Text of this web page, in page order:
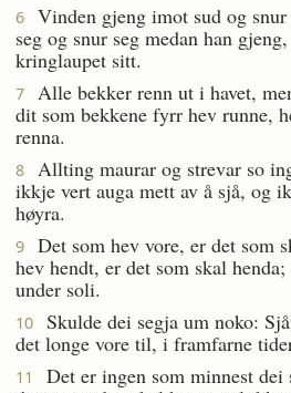
6
Vinden gjeng imot sud og
seg og snur seg medan han
kringlaupet sitt.
7
Alle bekker renn ut i havet,
dit som bekkene fyrr hev runne,
renna.
8
Allting maurar og strevar so
ikkje vert auga mett av å sjå, og
høyra.
9
Det som hev vore, er det som
hev hendt, er det som skal
under soli.
10
Skulde dei segja um noko:
det longe vore til, i framfarne
11
Det er ingen som minnest